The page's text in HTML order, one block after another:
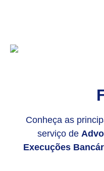
Conheça as
serviço de
Execuções